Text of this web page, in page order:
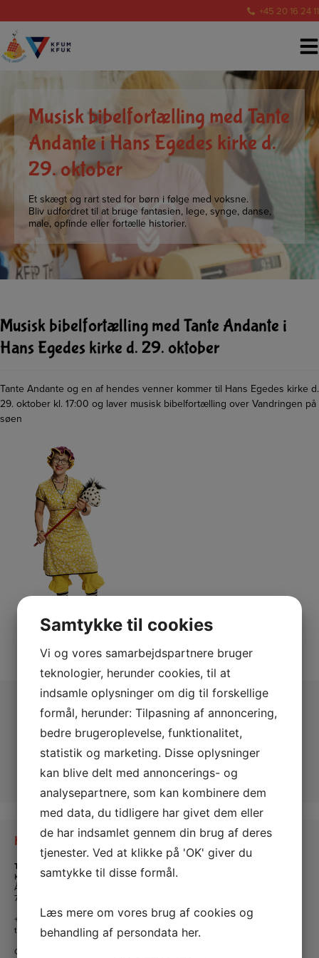
indholdet
+45 20 16 24 11
Musisk bibelfortælling med Tante
Andante i Hans Egedes kirke d.
29. oktober
Et skægt og rart sted for børn i følge med voksne.
Bliv udfordret til at bruge fantasien, lege, synge, danse,
male, opfinde eller fortælle historier.
Musisk bibelfortælling med Tante Andante i
Hans Egedes kirke d. 29. oktober
Tante Andante og en af hendes venner kommer til Hans Egedes kirke d.
29. oktober kl. 17:00 og laver musisk bibelfortælling over Vandringen på
søen
Kontakt os
Tante Andante Hus
KFUM og KFUK i Lemvig
Ågade 5
7620 Lemvig
+45 20 16 24 11
tanteandante@kfum-kfuk.dk
CVR: 30771397
Samtykke til cookies
Vi og vores samarbejdspartnere bruger
teknologier, herunder cookies, til at
indsamle oplysninger om dig til forskellige
formål, herunder: Tilpasning af annoncering,
bedre brugeroplevelse, funktionalitet,
statistik og marketing. Disse oplysninger
kan blive delt med annoncerings- og
analysepartnere, som kan kombinere dem
med data, du tidligere har givet dem eller
de har indsamlet gennem din brug af deres
tjenester. Ved at klikke på 'OK' giver du
samtykke til disse formål.
Læs mere om vores brug af cookies og
behandling af persondata her.